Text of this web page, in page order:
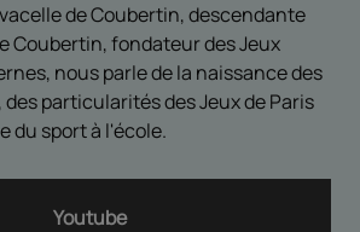
de Coubertin, descendante
Coubertin, fondateur des Jeux
nous parle de la naissance des
particularités des Jeux de Paris
du sport à l'école.
Youtube